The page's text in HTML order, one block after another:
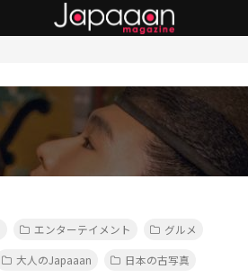
エンターテイメント
グルメ
大人のJapaaan
日本の古写真